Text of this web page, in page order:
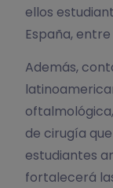
ellos
España,
Además,
de cirugía
estudiantes
fortalecerá